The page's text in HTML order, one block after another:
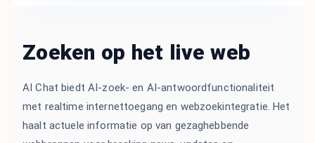
Zoeken op het live web
AI Chat biedt AI-zoek- en AI-antwoordfunctionaliteit
met realtime internettoegang en webzoekintegratie. Het
haalt actuele informatie op van gezaghebbende